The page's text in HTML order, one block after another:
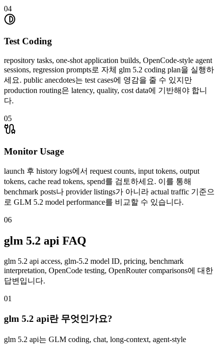
04
Test Coding
repository tasks, one-shot application builds, OpenCode-style agent
sessions, regression prompts로 자체 glm 5.2 coding plan을 실행하
세요. public anecdotes는 test cases에 영감을 줄 수 있지만
production routing은 latency, quality, cost data에 기반해야 합니
다.
05
Monitor Usage
launch 후 history logs에서 request counts, input tokens, output
tokens, cache read tokens, spend를 검토하세요. 이를 통해
benchmark posts나 provider listings가 아니라 actual traffic 기준으
로 GLM 5.2 model performance를 비교할 수 있습니다.
06
glm 5.2 api FAQ
glm 5.2 api access, glm-5.2 model ID, pricing, benchmark
interpretation, OpenCode testing, OpenRouter comparisons에 대한
답변입니다.
01
glm 5.2 api란 무엇인가요?
glm 5.2 api는 GLM coding, chat, long-context, agent-style